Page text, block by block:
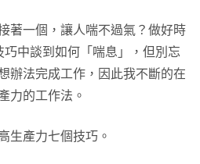
著一個，讓人喘不過氣？做好時
中談到如何「喘息」，但別忘
辦法完成工作，因此我不斷的在
力的工作法。
生產力七個技巧。